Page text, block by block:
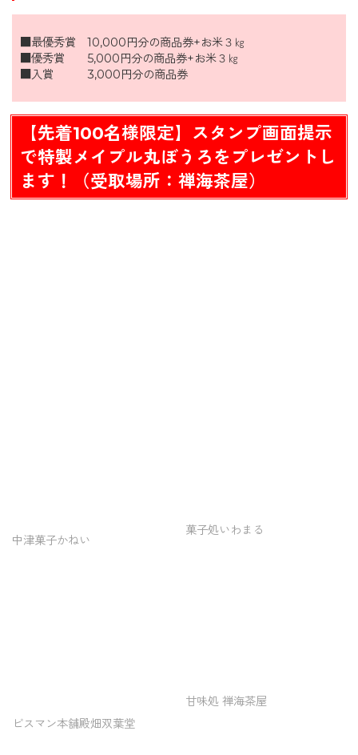
■最優秀賞 10,000円分の商品券+お米３㎏
■優秀賞 5,000円分の商品券+お米３㎏
■入賞 3,000円分の商品券
【先着100名様限定】スタンプ画面提示
で特製メイプル丸ぼうろをプレゼントし
ます！（受取場所：禅海茶屋）
中津菓子かねい
菓子処いわまる
ビスマン本舗殿畑双葉堂
甘味処 禅海茶屋